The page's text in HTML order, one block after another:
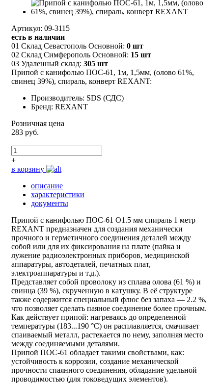
Артикул: 09-3115
есть в наличии
01 Склад Севастополь Основной: 0 шт
02 Склад Симферополь Основной: 15 шт
03 Удаленный склад: 305 шт
Припой с канифолью ПОС-61, 1м, 1,5мм, (олово 61%,
свинец 39%), спираль, конверт REXANT:
Производитель: SDS (СДС)
Бренд: REXANT
Розничная цена
283 руб.
–
+
в корзину
описание
характеристики
документы
Припой с канифолью ПОС-61 O1.5 мм спираль 1 метр
REXANT предназначен для создания механически
прочного и герметичного соединения деталей между
собой или для их фиксирования на плате (пайка и
лужение радиоэлектронных приборов, медицинской
аппаратуры, автодеталей, печатных плат,
электроаппаратуры и т.д.).
Представляет собой проволоку из сплава олова (61 %) и
свинца (39 %), скрученную в катушку. В её структуре
также содержится специальный флюс без запаха — 2.2 %,
что позволяет сделать паяное соединение более прочным.
Как действует припой: нагреваясь до определенной
температуры (183...190 °C) он расплавляется, смачивает
спаиваемый металл, растекается по нему, заполняя место
между соединяемыми деталями.
Припой ПОС-61 обладает такими свойствами, как:
устойчивость к коррозии, создание механической
прочности спаянного соединения, обладание удельной
проводимостью (для токоведущих элементов).